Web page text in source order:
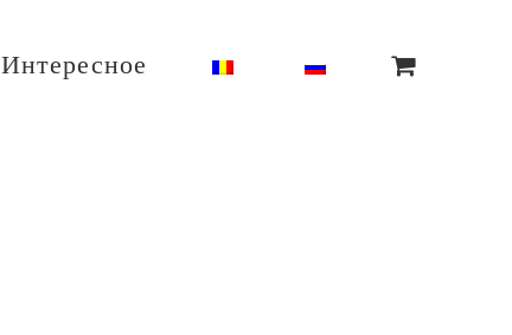
Интересное